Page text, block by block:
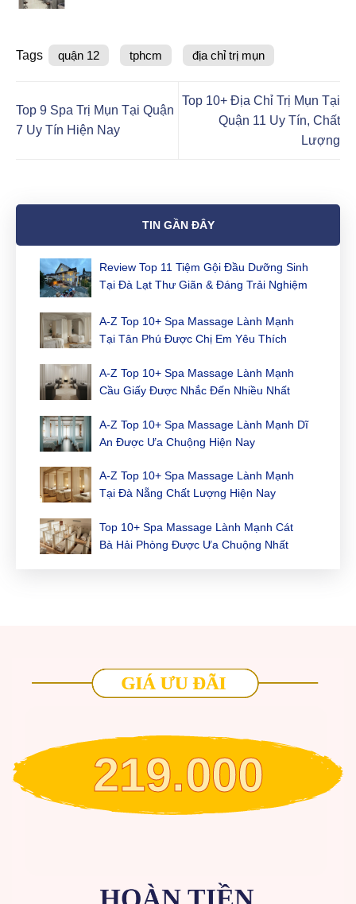
Tags quận 12 tphcm địa chỉ trị mụn
Top 9 Spa Trị Mụn Tại Quận
7 Uy Tín Hiện Nay
Top 10+ Địa Chỉ Trị Mụn Tại
Quận 11 Uy Tín, Chất
Lượng
TIN GẦN ĐÂY
Review Top 11 Tiệm Gội Đầu Dưỡng Sinh
Tại Đà Lạt Thư Giãn & Đáng Trải Nghiệm
A-Z Top 10+ Spa Massage Lành Mạnh
Tại Tân Phú Được Chị Em Yêu Thích
A-Z Top 10+ Spa Massage Lành Mạnh
Cầu Giấy Được Nhắc Đến Nhiều Nhất
A-Z Top 10+ Spa Massage Lành Mạnh Dĩ
An Được Ưa Chuộng Hiện Nay
A-Z Top 10+ Spa Massage Lành Mạnh
Tại Đà Nẵng Chất Lượng Hiện Nay
Top 10+ Spa Massage Lành Mạnh Cát
Bà Hải Phòng Được Ưa Chuộng Nhất
219.000